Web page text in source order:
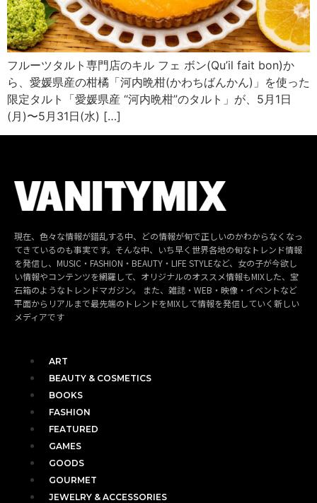
フルーツタルト専門店のキル フェ ボン(Qu’il fait bon)か
ら、愛媛県産の柑橘「河内晩柑(かわちばんかん)」を使った
限定タルト「愛媛県産 “河内晩柑”のタルト」が、5月1日
(月)〜5月31日(水) […]
現在、色々な情報が錯乱する中、どの情報が旬で正しいのかわからなくなっ
てきているのも事実です。そんな中、いち早く世界各地の旬なトレンド情報
を発信し、MUSIC・FASHION・BEAUTY・LIFE STYLEなど、女の子が今欲し
い情報やコンテンツを網羅して、オリジナルのオススメ情報もMIXした、宝
石箱のようなトレンドマガジン。 また、雑誌・WEB・映像・イベントなど
平面からリアルまで最先端のトレンドをMIXして情報を発信していく新しい
メディアです
ART
BEAUTY & COSMETICS
BOOKS
FASHION
FEATURED
GAMES
GOODS
GOURMET
JEWELRY & ACCESSORIES